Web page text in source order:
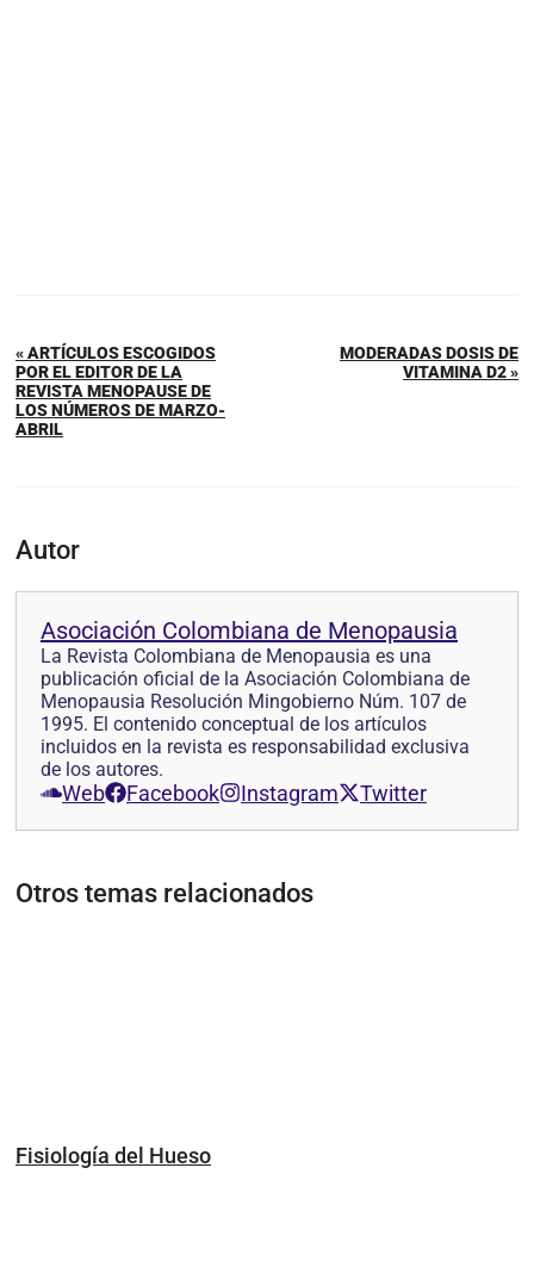
« ARTÍCULOS ESCOGIDOS
POR EL EDITOR DE LA
REVISTA MENOPAUSE DE
LOS NÚMEROS DE MARZO-
ABRIL
MODERADAS DOSIS DE
VITAMINA D2 »
Autor
Asociación Colombiana de Menopausia
La Revista Colombiana de Menopausia es una
publicación oficial de la Asociación Colombiana de
Menopausia Resolución Mingobierno Núm. 107 de
1995. El contenido conceptual de los artículos
incluidos en la revista es responsabilidad exclusiva
de los autores.
Web Facebook Instagram Twitter
Otros temas relacionados
Fisiología del Hueso